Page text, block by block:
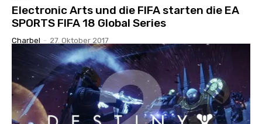
Electronic Arts und die FIFA starten die EA
SPORTS FIFA 18 Global Series
Charbel - 27. Oktober 2017